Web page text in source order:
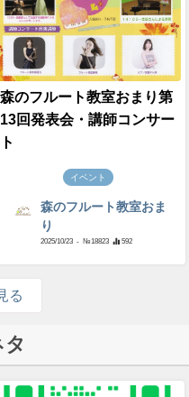
森のフルート教室おまり第
13回発表会・講師コンサー
ト
イベント
森のフルート教室おま
り
2025/10/23 - №18823 592
る